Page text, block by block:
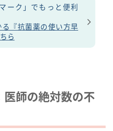
ーク」でもっと便利
『抗菌薬の使い方早
ら
師の絶対数の不